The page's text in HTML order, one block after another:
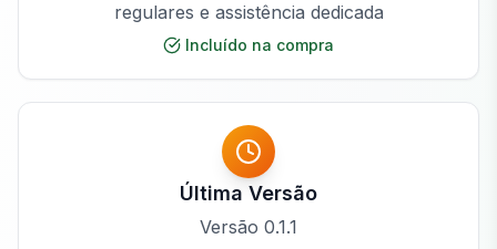
regulares e assistência dedicada
Incluído na compra
Última Versão
Versão 0.1.1